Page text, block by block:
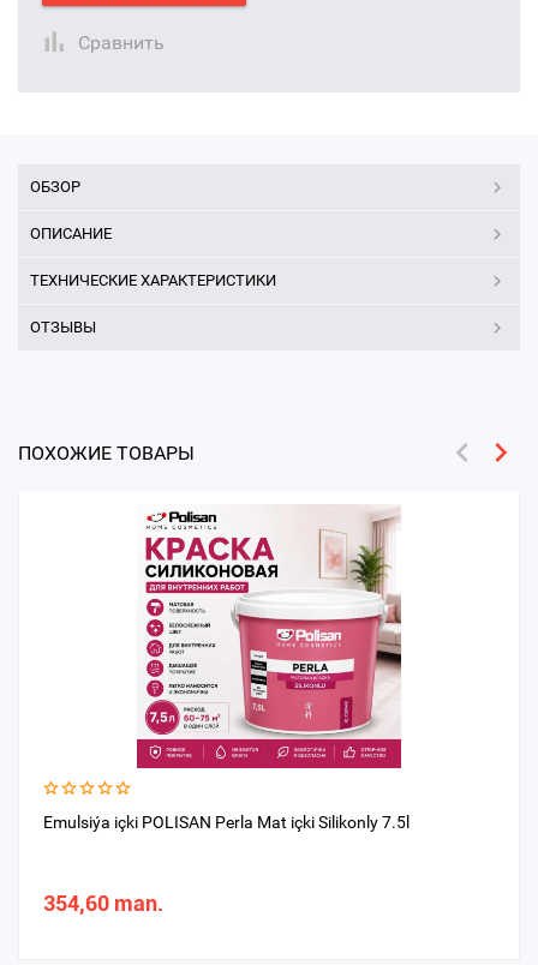
Сравнить
ОБЗОР
ОПИСАНИЕ
ТЕХНИЧЕСКИЕ ХАРАКТЕРИСТИКИ
ОТЗЫВЫ
ПОХОЖИЕ ТОВАРЫ
Emulsiýa içki POLISAN Perla Mat içki Silikonly 7.5l
354,60 man.